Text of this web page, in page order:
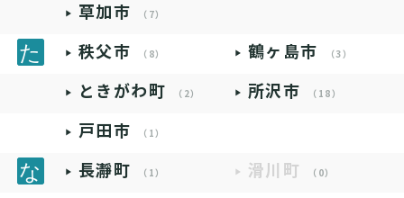
草加市 （7）
秩父市 （8） 鶴ヶ島市 （3）
ときがわ町 （2） 所沢市 （18）
戸田市 （1）
長瀞町 （1） 滑川町 （0）